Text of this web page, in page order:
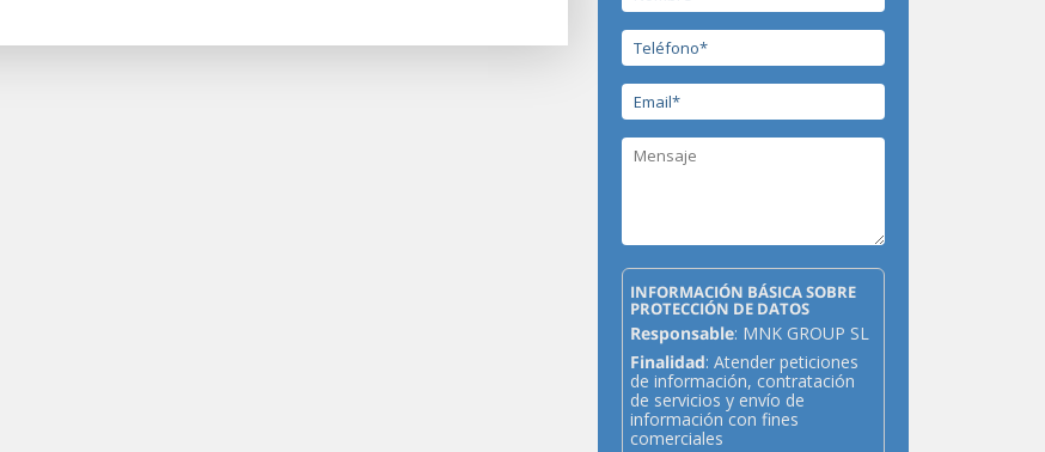
INFORMACIÓN BÁSICA SOBRE
PROTECCIÓN DE DATOS
Responsable: MNK GROUP SL
Finalidad: Atender peticiones
de información, contratación
de servicios y envío de
información con fines
comerciales